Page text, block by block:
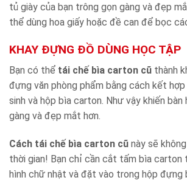
tủ giày của bạn trông gọn gàng và đẹp
thể dùng hoa giấy hoặc đề can để bọc
KHAY ĐỰNG ĐỒ DÙNG HỌC TẬP
Bạn có thể tái chế bìa carton cũ thành
đựng văn phòng phẩm bằng cách kết
sinh và hộp bìa carton. Như vậy khiến
gàng và đẹp mắt hơn.
Cách tái chế bìa carton cũ này sẽ
thời gian! Bạn chỉ cần cắt tấm bìa carton
hình chữ nhật và đặt vào trong hộp đựng